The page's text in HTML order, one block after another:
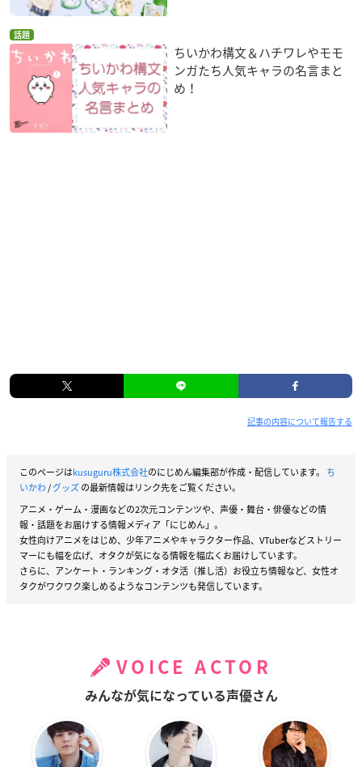
話題
ちいかわ構文＆ハチワレやモモ
ンガたち人気キャラの名言まと
め！
記事の内容について報告する
このページはkusuguru株式会社のにじめん編集部が作成・配信しています。 ち
いかわ/グッズの最新情報はリンク先をご覧ください。
アニメ・ゲーム・漫画などの2次元コンテンツや、声優・舞台・俳優などの情
報・話題をお届けする情報メディア「にじめん」。
女性向けアニメをはじめ、少年アニメやキャラクター作品、VTuberなどストリー
マーにも幅を広げ、オタクが気になる情報を幅広くお届けしています。
さらに、アンケート・ランキング・オタ活（推し活）お役立ち情報など、女性オ
タクがワクワク楽しめるようなコンテンツも発信しています。
VOICE ACTOR
みんなが気になっている声優さん